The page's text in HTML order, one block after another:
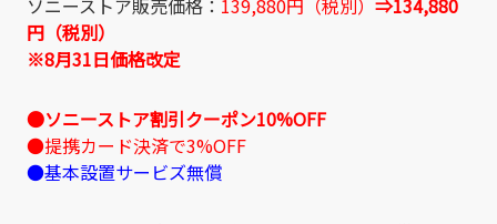
ソニーストア販売価格： 139,880円（税別） ⇒134,880
円（税別）
※8月31日価格改定
●ソニーストア割引クーポン10%OFF
●提携カード決済で3%OFF
●基本設置サービズ無償